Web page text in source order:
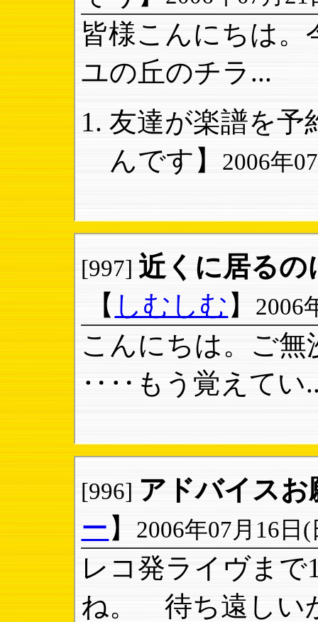
皆様こんにちは
ユの丘のチラ...
友達が楽譜を予
んです】
2006年
[997] 近くに居る
【 しむしむ 】 2006
こんにちは。ご
‥‥もう覚えてい
[996] アドバイス
ー 】 2006年07月16日
レコ発ライヴま
ね。 待ち遠しい